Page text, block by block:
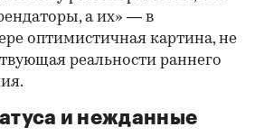
а их» — в
оптимистичная картина, не
реальности раннего
и нежданные